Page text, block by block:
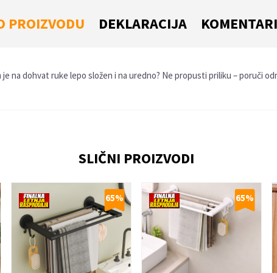
PROIZVODU DEKLARACIJA KOMENTARI
na dohvat ruke lepo složen i na uredno? Ne propusti priliku – poruči
je 2 + 3 :
SLIČNI PROIZVODI
65% 65%